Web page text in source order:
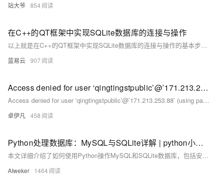
站大爷 854
在C++的QT框架中实现SQLite数据库的连接与操作
以上就是在C++的QT框架中实现SQLite数据库的连接与操作的基本步骤。这些步骤包括创建数据库连接、执行SQL命令、处理查询结果和关闭数据库连接。在实际使用中，你可能需要根据具体的需求来修改这些代码。
蓝易云 907
Access denied for user ‘qingtingstpublic’@’171.213.253.88’ (using password: YES)宝塔数据库远程无法连接-宝塔数据远程无法连接的正确解决方案-优雅草央千澈-问题解决
Access denied for user ‘qingtingstpublic’@’171.213.253.88’ (using password: YES)宝塔数据库远程无法连接-宝塔数据远程无法连接的正确解决方案-优雅草央千澈-问题解决
卓伊凡 458
Python处理数据库：MySQL与SQLite详解 | python小知识
本文详细介绍了如何使用Python操作MySQL和SQLite数据库，包括安装必要的库、连接数据库、执行增删改查等基本操作，适合初学者快速上手。
AIweker 1464